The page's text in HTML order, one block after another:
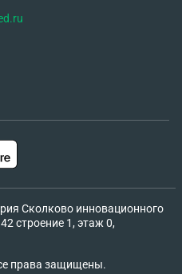
Сколково инновационного
строение 1, этаж 0,
права защищены.